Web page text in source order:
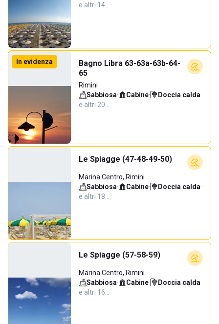
e altri 14…
In evidenza
Bagno Libra 63-63a-63b-64-
65
Rimini
Sabbiosa· Cabine· Doccia calda·
e altri 20…
Le Spiagge (47-48-49-50)
Marina Centro, Rimini
Sabbiosa· Cabine· Doccia calda·
e altri 18…
Le Spiagge (57-58-59)
Marina Centro, Rimini
Sabbiosa· Cabine· Doccia calda·
e altri 16…